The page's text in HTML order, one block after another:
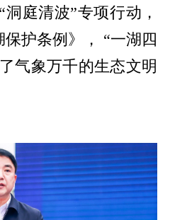
庭清波”专项行动，
护条例》， “一湖四
气象万千的生态文明